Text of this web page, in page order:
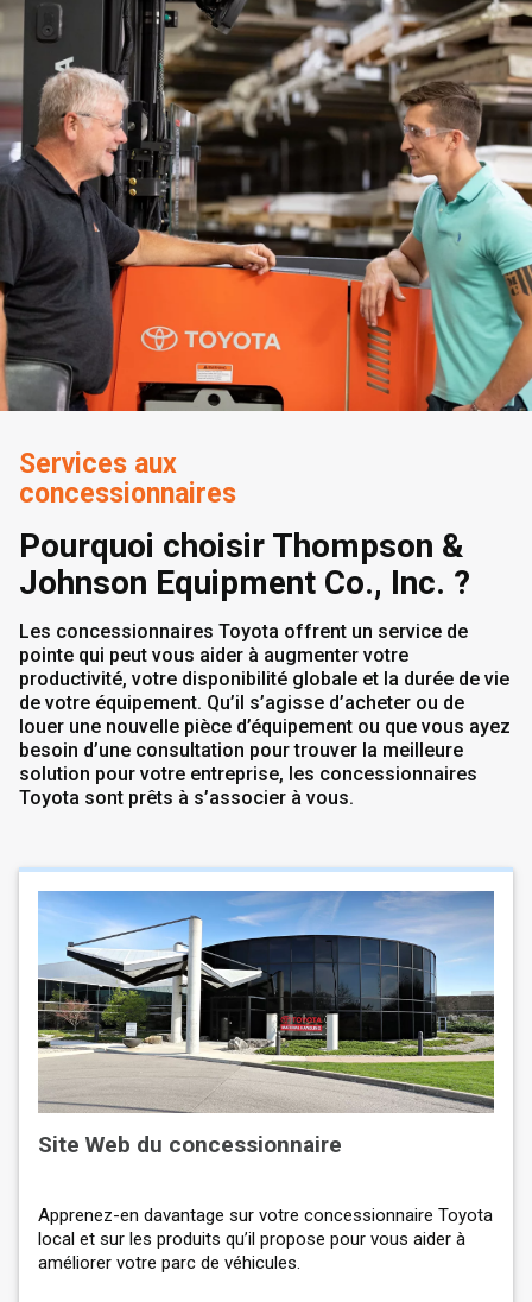
Services aux
concessionnaires
Pourquoi choisir Thompson &
Johnson Equipment Co., Inc. ?
Les concessionnaires Toyota offrent un service de
pointe qui peut vous aider à augmenter votre
productivité, votre disponibilité globale et la durée de vie
de votre équipement. Qu’il s’agisse d’acheter ou de
louer une nouvelle pièce d’équipement ou que vous ayez
besoin d’une consultation pour trouver la meilleure
solution pour votre entreprise, les concessionnaires
Toyota sont prêts à s’associer à vous.
Site Web du concessionnaire
Apprenez-en davantage sur votre concessionnaire Toyota
local et sur les produits qu’il propose pour vous aider à
améliorer votre parc de véhicules.